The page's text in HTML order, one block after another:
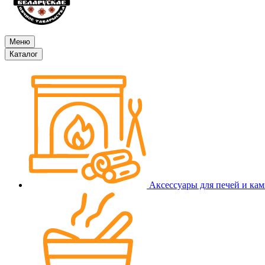
Меню
Каталог
Аксессуары для печей и